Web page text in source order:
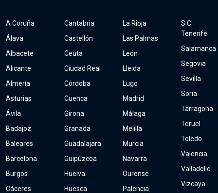
A Coruña
Álava
Albacete
Alicante
Almería
Asturias
Ávila
Badajoz
Baleares
Barcelona
Burgos
Cáceres
Cantabria
Castellón
Ceuta
Ciudad Real
Córdoba
Cuenca
Girona
Granada
Guadalajara
Guipúzcoa
Huelva
Huesca
La Rioja
Las Palmas
León
Lleida
Lugo
Madrid
Málaga
Melilla
Murcia
Navarra
Ourense
Palencia
S.C.
Tenerife
Salamanca
Segovia
Sevilla
Soria
Tarragona
Teruel
Toledo
Valencia
Valladolid
Vizcaya